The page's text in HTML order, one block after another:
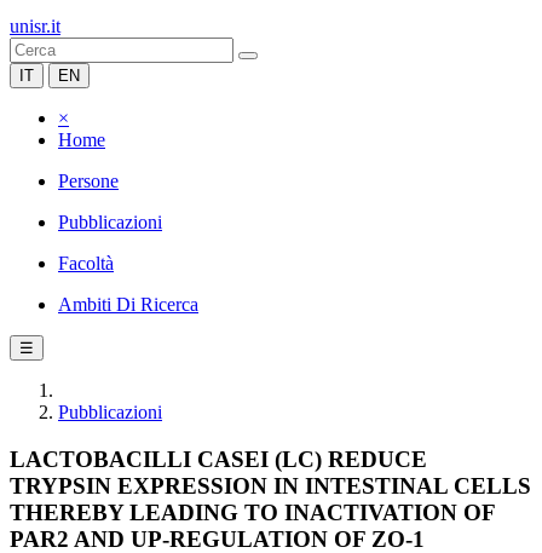
unisr.it
IT EN
×
Home
Persone
Pubblicazioni
Facoltà
Ambiti Di Ricerca
☰
Pubblicazioni
LACTOBACILLI CASEI (LC) REDUCE
TRYPSIN EXPRESSION IN INTESTINAL CELLS
THEREBY LEADING TO INACTIVATION OF
PAR2 AND UP-REGULATION OF ZO-1